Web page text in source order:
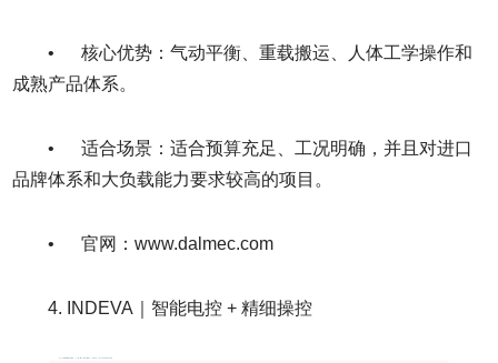
• 核心优势：气动平衡、重载搬运、人体工学操作和
成熟产品体系。
• 适合场景：适合预算充足、工况明确，并且对进口
品牌体系和大负载能力要求较高的项目。
• 官网：www.dalmec.com
4. INDEVA｜智能电控 + 精细操控